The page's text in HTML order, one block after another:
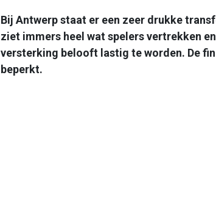
Bij Antwerp staat er een zeer drukke
ziet immers heel wat spelers vertrekken
versterking belooft lastig te worden. De
beperkt.